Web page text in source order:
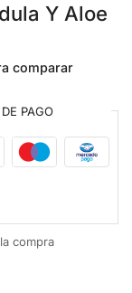
Y Aloe
comparar
PAGO
compra